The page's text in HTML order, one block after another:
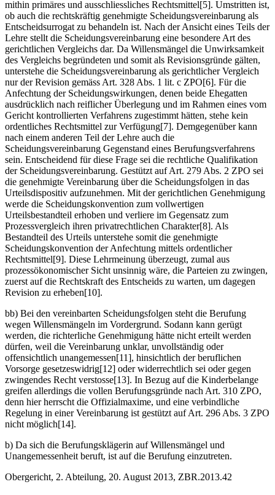
mithin primäres und ausschliessliches Rechtsmittel[5]. Umstritten ist,
ob auch die rechtskräftig genehmigte Scheidungsvereinbarung als
Entscheidsurrogat zu behandeln ist. Nach der Ansicht eines Teils der
Lehre stellt die Scheidungsvereinbarung eine besondere Art des
gerichtlichen Vergleichs dar. Da Willensmängel die Unwirksamkeit
des Vergleichs begründeten und somit als Revisionsgründe gälten,
unterstehe die Scheidungsvereinbarung als gerichtlicher Vergleich
nur der Revision gemäss Art. 328 Abs. 1 lit. c ZPO[6]. Für die
Anfechtung der Scheidungswirkungen, denen beide Ehegatten
ausdrücklich nach reiflicher Überlegung und im Rahmen eines vom
Gericht kontrollierten Verfahrens zugestimmt hätten, stehe kein
ordent­liches Rechtsmittel zur Verfügung[7]. Demgegenüber kann
nach einem anderen Teil der Lehre auch die
Scheidungsvereinbarung Gegenstand eines Berufungsverfahrens
sein. Entscheidend für diese Frage sei die rechtliche Qualifikation
der Scheidungsvereinbarung. Gestützt auf Art. 279 Abs. 2 ZPO sei
die genehmigte Vereinbarung über die Scheidungsfolgen in das
Urteilsdispositiv aufzunehmen. Mit der gerichtlichen Genehmigung
werde die Scheidungskonvention zum vollwertigen
Urteilsbestandteil erhoben und verliere im Gegensatz zum
Prozessvergleich ihren privatrechtlichen Charakter[8]. Als
Bestandteil des Urteils unterstehe somit die genehmigte
Scheidungskonvention der Anfechtung mittels ordentlicher
Rechtsmittel[9]. Diese Lehrmeinung überzeugt, zumal aus
prozessökonomischer Sicht unsinnig wäre, die Parteien zu zwingen,
zuerst auf die Rechtskraft des Entscheids zu warten, um dagegen
Revision zu erheben[10].
bb) Bei den vereinbarten Scheidungsfolgen steht die Berufung
wegen Willensmängeln im Vordergrund. Sodann kann gerügt
werden, die richterliche Genehmigung hätte nicht erteilt werden
dürfen, weil die Vereinbarung unklar, unvollständig oder
offensichtlich unangemessen[11], hinsichtlich der beruflichen
Vorsorge gesetzeswidrig[12] oder widerrechtlich sei oder gegen
zwingendes Recht verstosse[13]. In Bezug auf die Kinderbelange
greifen allerdings die vollen Berufungsgründe nach Art. 310 ZPO,
denn hier herrscht die Offizialmaxime, und eine verbindliche
Regelung in einer Vereinbarung ist gestützt auf Art. 296 Abs. 3 ZPO
nicht möglich[14].
b) Da sich die Berufungsklägerin auf Willensmängel und
Unangemessenheit beruft, ist auf die Berufung einzutreten.
Obergericht, 2. Abteilung, 20. August 2013, ZBR.2013.42